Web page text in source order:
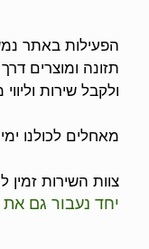
הפעילות באתר
תזונה ומוצרים
ולקבל שירות וליווי
מאחלים לכולנו
צוות השירות זמין לכל
יחד נעבור גם את